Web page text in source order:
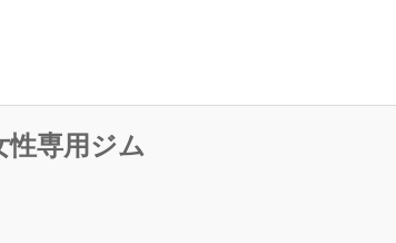
性専用ジム